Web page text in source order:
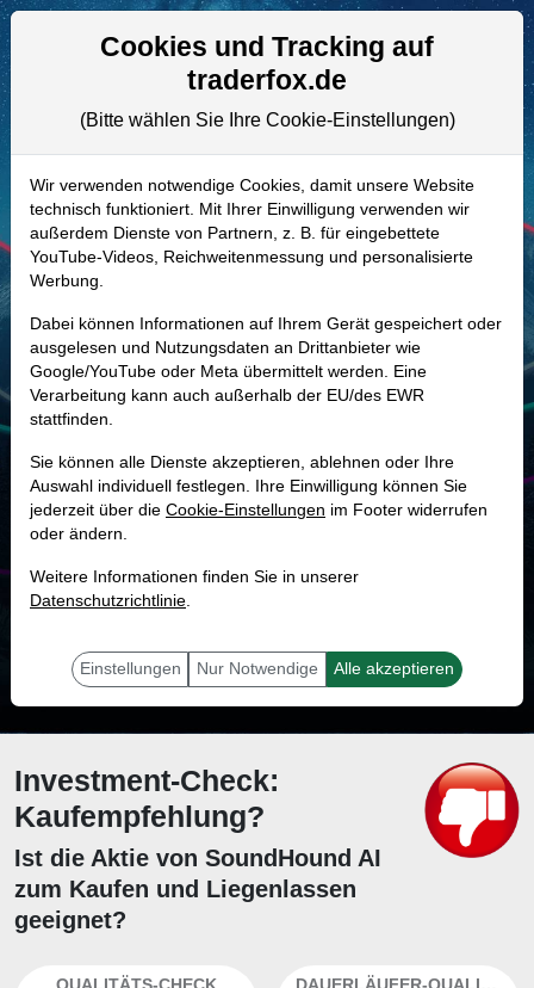
Aktien- und Artikelsuche
A3DGJK | SOUN–SoundHound AI
Aktie
Realtime-Aktienkurs:
- - -
-
Marktkapitalisierung 3,48 Mrd. USD
Unternehmenswert
Umsatz 168,92 Mio. USD
17.1 %
mit dieser Aktie erfolgreich sein.
Investment-Check:
Kaufempfehlung?
Ist die Aktie von SoundHound AI
zum Kaufen und Liegenlassen
geeignet?
Cookies und Tracking auf
traderfox.de
(Bitte wählen Sie Ihre Cookie-Einstellungen)
Wir verwenden notwendige Cookies, damit unsere Website
technisch funktioniert. Mit Ihrer Einwilligung verwenden wir
außerdem Dienste von Partnern, z. B. für eingebettete
YouTube-Videos, Reichweitenmessung und personalisierte
Werbung.
Dabei können Informationen auf Ihrem Gerät gespeichert oder
ausgelesen und Nutzungsdaten an Drittanbieter wie
Google/YouTube oder Meta übermittelt werden. Eine
Verarbeitung kann auch außerhalb der EU/des EWR
stattfinden.
Sie können alle Dienste akzeptieren, ablehnen oder Ihre
Auswahl individuell festlegen. Ihre Einwilligung können Sie
jederzeit über die Cookie-Einstellungen im Footer widerrufen
oder ändern.
Weitere Informationen finden Sie in unserer
Datenschutzrichtlinie.
Einstellungen Nur Notwendige Alle akzeptieren